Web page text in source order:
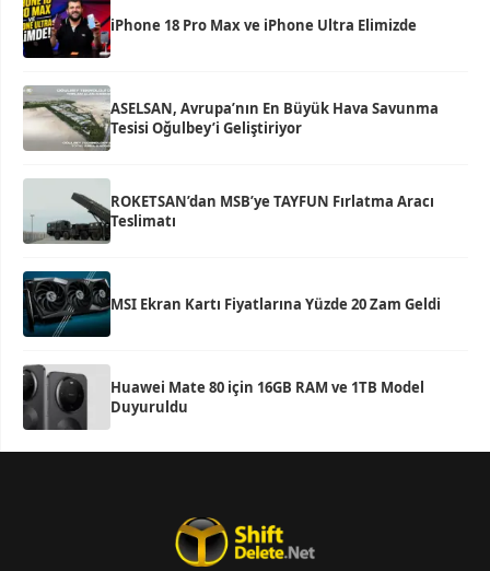
iPhone 18 Pro Max ve iPhone Ultra Elimizde
ASELSAN, Avrupa’nın En Büyük Hava Savunma
Tesisi Oğulbey’i Geliştiriyor
ROKETSAN’dan MSB’ye TAYFUN Fırlatma Aracı
Teslimatı
MSI Ekran Kartı Fiyatlarına Yüzde 20 Zam Geldi
Huawei Mate 80 için 16GB RAM ve 1TB Model
Duyuruldu